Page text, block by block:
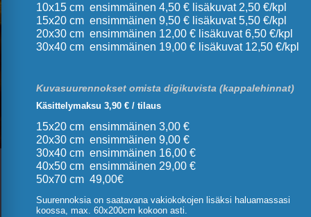
10x15 cm ensimmäinen 4,50 € lisäkuvat 2,50 €/kpl
15x20 cm ensimmäinen 9,50 € lisäkuvat 5,50 €/kpl
20x30 cm ensimmäinen 12,00 € lisäkuvat 6,50 €/kpl
30x40 cm ensimmäinen 19,00 € lisäkuvat 12,50 €/kpl
Kuvasuurennokset omista digikuvista (kappalehinnat)
Käsittelymaksu 3,90 € / tilaus
15x20 cm ensimmäinen 3,00 €
20x30 cm ensimmäinen 9,00 €
30x40 cm ensimmäinen 16,00 €
40x50 cm ensimmäinen 29,00 €
50x70 cm 49,00€
Suurennoksia on saatavana vakiokokojen lisäksi haluamassasi
koossa, max. 60x200cm kokoon asti.